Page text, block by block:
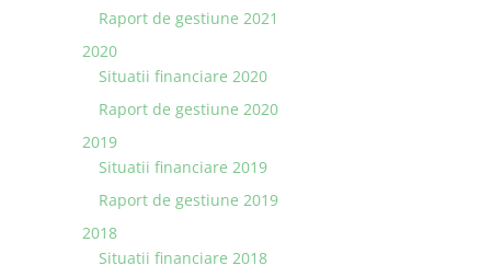
Raport de gestiune 2021
2020
Situatii financiare 2020
Raport de gestiune 2020
2019
Situatii financiare 2019
Raport de gestiune 2019
2018
Situatii financiare 2018